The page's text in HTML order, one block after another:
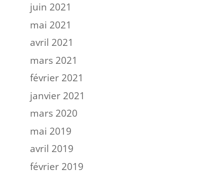
juin 2021
mai 2021
avril 2021
mars 2021
février 2021
janvier 2021
mars 2020
mai 2019
avril 2019
février 2019